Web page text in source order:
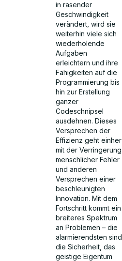
in rasender
Geschwindigkeit
verändert, wird sie
weiterhin viele sich
wiederholende
Aufgaben
erleichtern und ihre
Fähigkeiten auf die
Programmierung bis
hin zur Erstellung
ganzer
Codeschnipsel
ausdehnen. Dieses
Versprechen der
Effizienz geht einher
mit der Verringerung
menschlicher Fehler
und anderen
Versprechen einer
beschleunigten
Innovation. Mit dem
Fortschritt kommt ein
breiteres Spektrum
an Problemen – die
alarmierendsten sind
die Sicherheit, das
geistige Eigentum